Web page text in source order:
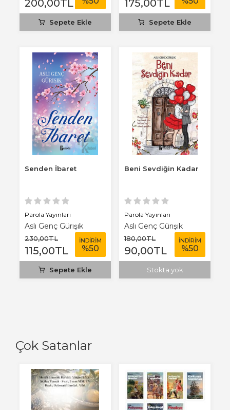
Çok Satanlar
200,00TL
Sepete Ekle
175,00TL
Sepete Ekle
Senden İbaret
Parola Yayınları
Aslı Genç Gürışık
230,00TL
115,00TL
İNDİRİM
%50
Sepete Ekle
Beni Sevdiğin Kadar
Parola Yayınları
Aslı Genç Gürışık
180,00TL
90,00TL
İNDİRİM
%50
Stokta yok